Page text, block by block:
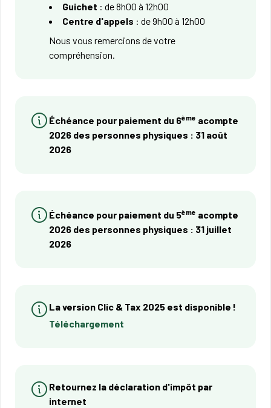
Guichet : de 8h00 à 12h00
Centre d'appels : de 9h00 à 12h00
Nous vous remercions de votre
compréhension.
Échéance pour paiement du 6ème acompte
2026 des personnes physiques : 31 août
2026
Échéance pour paiement du 5ème acompte
2026 des personnes physiques : 31 juillet
2026
La version Clic & Tax 2025 est disponible !
​​Téléchargement
Retournez la déclaration d'impôt par
internet